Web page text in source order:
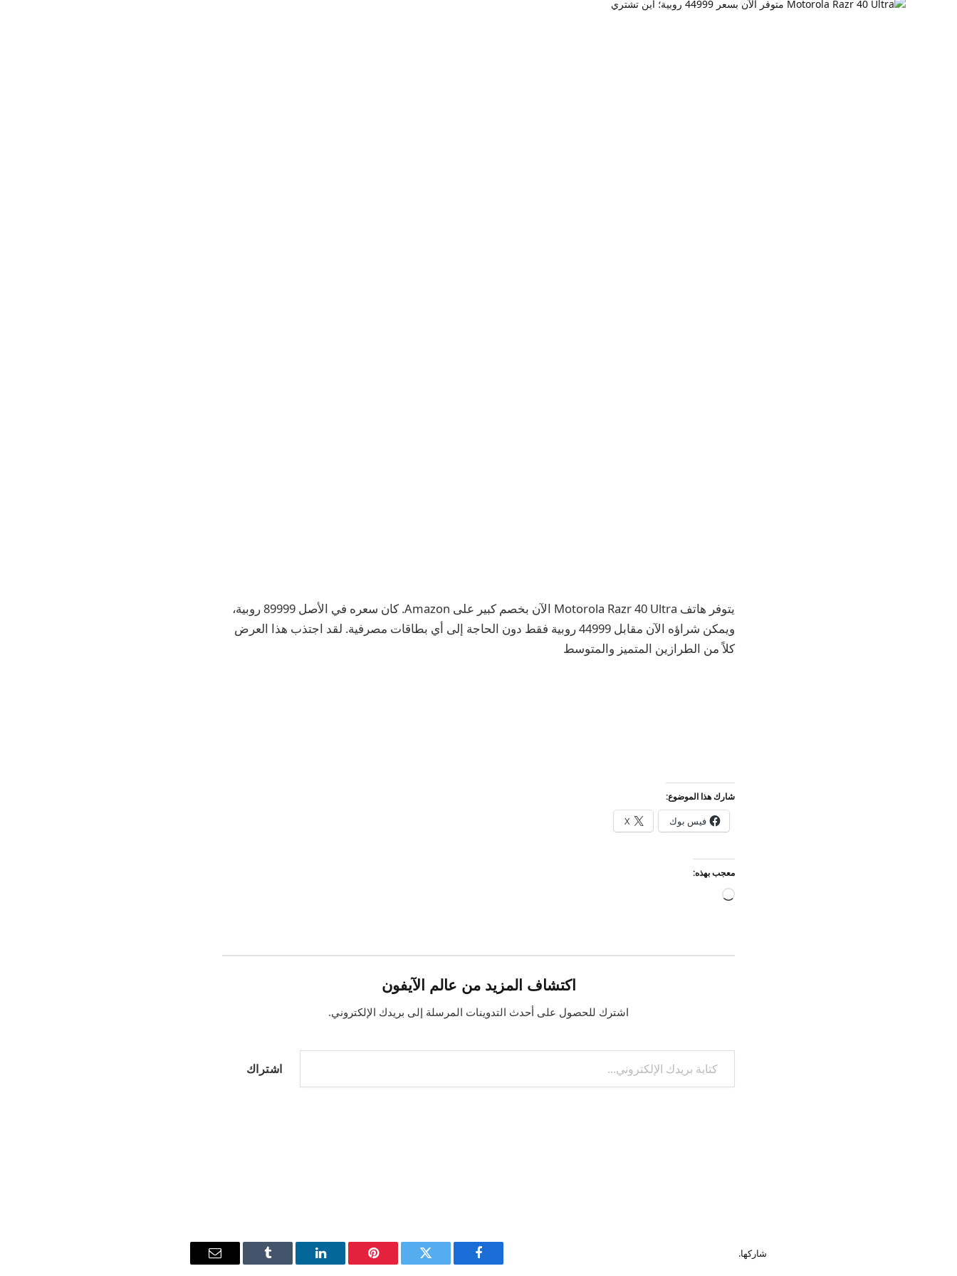
يتوفر هاتف Motorola Razr 40 Ultra الآن بخصم كبير على Amazon. كان سعره في الأصل 89999 روبية،
ويمكن شراؤه الآن مقابل 44999 روبية فقط دون الحاجة إلى أي بطاقات مصرفية. لقد اجتذب هذا العرض
كلاً من الطرازين المتميز والمتوسط
شارك هذا الموضوع:
فيس بوك X
معجب بهذه:
جاري
اكتشاف المزيد من عالم الآيفون
اشترك للحصول على أحدث التدوينات المرسلة إلى بريدك الإلكتروني.
كتابة بريدك الإلكتروني...
اشتراك
شاركها.
فيسبوك
تويتر بينتيريستلينكدإن Tumblr البريد